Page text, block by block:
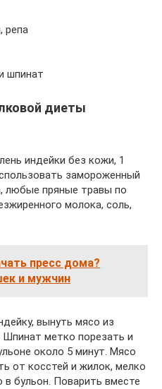
репа
шпинат
диеты
индейки без кожи, 1
замороженный
любые пряные травы по
молока, соль,
пресс дома?
и мужчин
вынуть мясо из
метко порезать и
около 5 минут. Мясо
от косстей и жилок, мелко
в бульон. Поварить вместе